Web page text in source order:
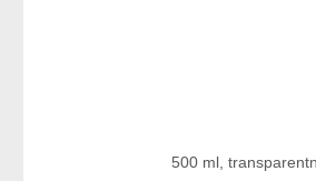
500 ml,